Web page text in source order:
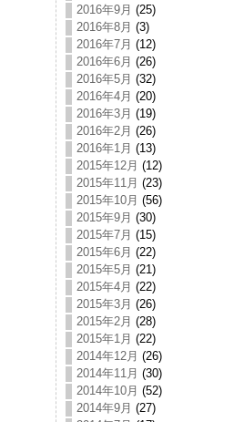
2016年9月 (25)
2016年8月 (3)
2016年7月 (12)
2016年6月 (26)
2016年5月 (32)
2016年4月 (20)
2016年3月 (19)
2016年2月 (26)
2016年1月 (13)
2015年12月 (12)
2015年11月 (23)
2015年10月 (56)
2015年9月 (30)
2015年7月 (15)
2015年6月 (22)
2015年5月 (21)
2015年4月 (22)
2015年3月 (26)
2015年2月 (28)
2015年1月 (22)
2014年12月 (26)
2014年11月 (30)
2014年10月 (52)
2014年9月 (27)